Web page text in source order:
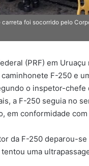
foi socorrido pelo
(PRF) em
F-250 e
o inspetor-
a F-250 seguia no
em conformidade
da F-250 deparou-
uma